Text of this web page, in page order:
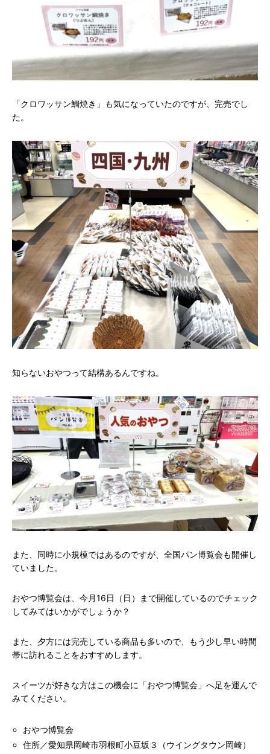
「クロワッサン鯛焼き」も気になっていたのですが、完売でし
た。
知らないおやつって結構あるんですね。
また、同時に小規模ではあるのですが、全国パン博覧会も開催し
ていました。
おやつ博覧会は、今月16日（日）まで開催しているのでチェック
してみてはいかがでしょうか？
また、夕方には完売している商品も多いので、もう少し早い時間
帯に訪れることをおすすめします。
スイーツが好きな方はこの機会に「おやつ博覧会」へ足を運んで
みてください。
おやつ博覧会
住所／愛知県岡崎市羽根町小豆坂３（ウイングタウン岡崎）